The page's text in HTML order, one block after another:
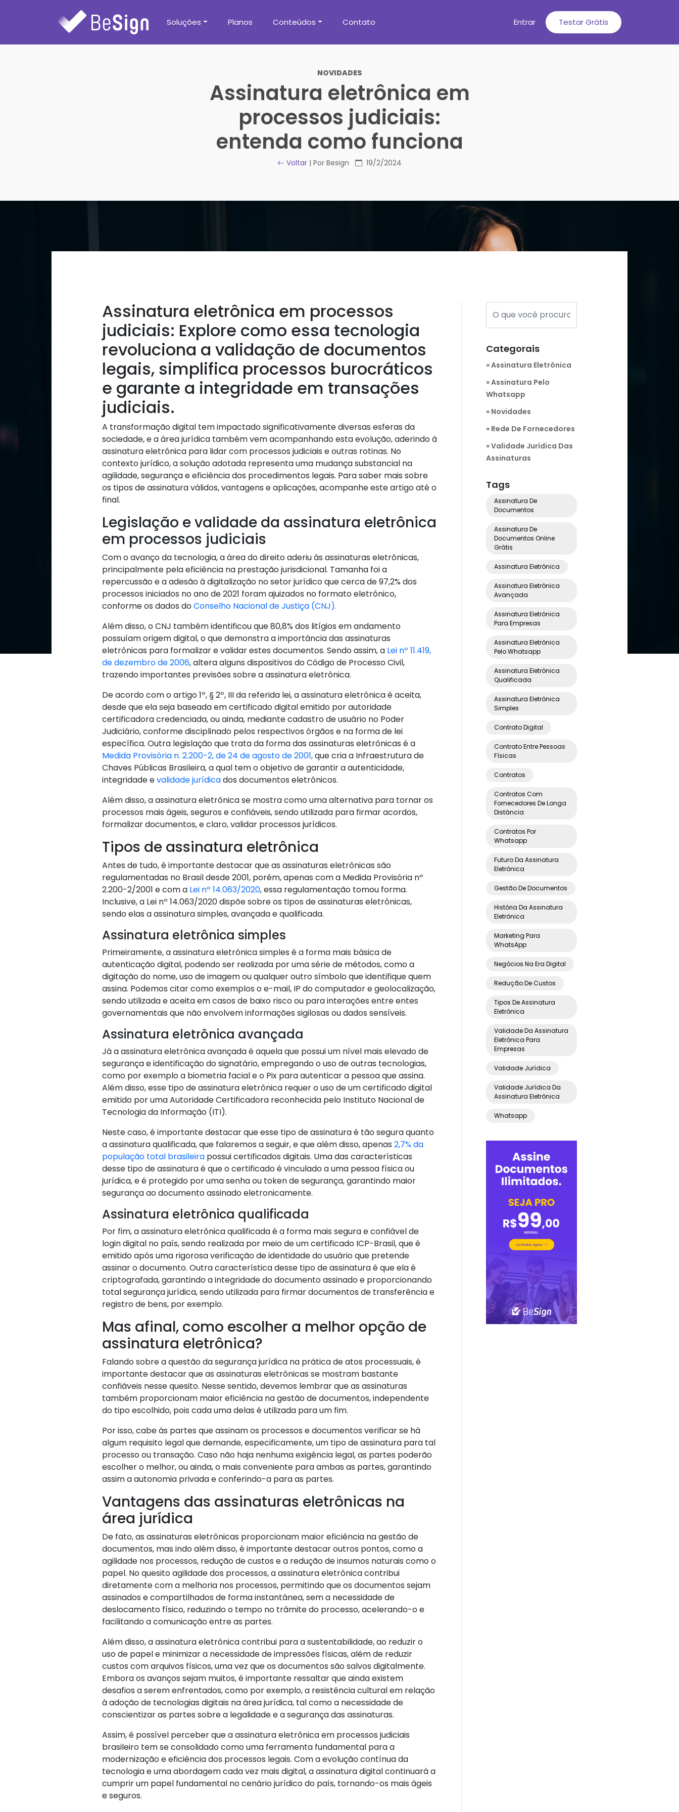
Soluções Planos Conteúdos Contato Entrar Testar Grátis
NOVIDADES
Assinatura eletrônica em
processos judiciais:
entenda como funciona
Voltar | Por Besign 19/2/2024
Assinatura eletrônica em processos
judiciais: Explore como essa tecnologia
revoluciona a validação de documentos
legais, simplifica processos burocráticos
e garante a integridade em transações
judiciais.
A transformação digital tem impactado significativamente diversas esferas da
sociedade, e a área jurídica também vem acompanhando esta evolução, aderindo à
assinatura eletrônica para lidar com processos judiciais e outras rotinas. No
contexto jurídico, a solução adotada representa uma mudança substancial na
agilidade, segurança e eficiência dos procedimentos legais. Para saber mais sobre
os tipos de assinatura válidos, vantagens e aplicações, acompanhe este artigo até o
final.
Legislação e validade da assinatura eletrônica
em processos judiciais
Com o avanço da tecnologia, a área do direito aderiu às assinaturas eletrônicas,
principalmente pela eficiência na prestação jurisdicional. Tamanha foi a
repercussão e a adesão à digitalização no setor jurídico que cerca de 97,2% dos
processos iniciados no ano de 2021 foram ajuizados no formato eletrônico,
conforme os dados doConselho Nacional de Justiça (CNJ).
Além disso, o CNJ também identificou que 80,8% dos litígios em andamento
possuíam origem digital, o que demonstra a importância das assinaturas
eletrônicas para formalizar e validar estes documentos. Sendo assim, a Lei nº 11.419,
de dezembro de 2006, altera alguns dispositivos do Código de Processo Civil,
trazendo importantes previsões sobre a assinatura eletrônica.
De acordo com o artigo 1º, § 2º, III da referida lei, a assinatura eletrônica é aceita,
desde que ela seja baseada em certificado digital emitido por autoridade
certificadora credenciada, ou ainda, mediante cadastro de usuário no Poder
Judiciário, conforme disciplinado pelos respectivos órgãos e na forma de lei
específica. Outra legislação que trata da forma das assinaturas eletrônicas é a
Medida Provisória n. 2.200-2, de 24 de agosto de 2001,que cria a Infraestrutura de
Chaves Públicas Brasileira, a qual tem o objetivo de garantir a autenticidade,
integridade evalidade jurídicados documentos eletrônicos.
Além disso, a assinatura eletrônica se mostra como uma alternativa para tornar os
processos mais ágeis, seguros e confiáveis, sendo utilizada para firmar acordos,
formalizar documentos, e claro, validar processos jurídicos.
Tipos de assinatura eletrônica
Antes de tudo, é importante destacar que as assinaturas eletrônicas são
regulamentadas no Brasil desde 2001, porém, apenas com a Medida Provisória nº
2.200-2/2001 e com a Lei nº 14.063/2020, essa regulamentação tomou forma.
Inclusive, a Lei nº 14.063/2020 dispõe sobre os tipos de assinaturas eletrônicas,
sendo elas a assinatura simples, avançada e qualificada.
Assinatura eletrônica simples
Primeiramente, a assinatura eletrônica simples é a forma mais básica de
autenticação digital, podendo ser realizada por uma série de métodos, como a
digitação do nome, uso de imagem ou qualquer outro símbolo que identifique quem
assina. Podemos citar como exemplos o e-mail, IP do computador e geolocalização,
sendo utilizada e aceita em casos de baixo risco ou para interações entre entes
governamentais que não envolvem informações sigilosas ou dados sensíveis.
Assinatura eletrônica avançada
Já a assinatura eletrônica avançada é aquela que possui um nível mais elevado de
segurança e identificação do signatário, empregando o uso de outras tecnologias,
como por exemplo a biometria facial e o Pix para autenticar a pessoa que assina.
Além disso, esse tipo de assinatura eletrônica requer o uso de um certificado digital
emitido por uma Autoridade Certificadora reconhecida pelo Instituto Nacional de
Tecnologia da Informação (ITI).
Neste caso, é importante destacar que esse tipo de assinatura é tão segura quanto
a assinatura qualificada, que falaremos a seguir, e que além disso, apenas 2,7% da
população total brasileira possui certificados digitais. Uma das características
desse tipo de assinatura é que o certificado é vinculado a uma pessoa física ou
jurídica, e é protegido por uma senha ou token de segurança, garantindo maior
segurança ao documento assinado eletronicamente.
Assinatura eletrônica qualificada
Por fim, a assinatura eletrônica qualificada é a forma mais segura e confiável de
login digital no país, sendo realizada por meio de um certificado ICP-Brasil, que é
emitido após uma rigorosa verificação de identidade do usuário que pretende
assinar o documento. Outra característica desse tipo de assinatura é que ela é
criptografada, garantindo a integridade do documento assinado e proporcionando
total segurança jurídica, sendo utilizada para firmar documentos de transferência e
registro de bens, por exemplo.
Mas afinal, como escolher a melhor opção de
assinatura eletrônica?
Falando sobre a questão da segurança jurídica na prática de atos processuais, é
importante destacar que as assinaturas eletrônicas se mostram bastante
confiáveis nesse quesito. Nesse sentido, devemos lembrar que as assinaturas
também proporcionam maior eficiência na gestão de documentos, independente
do tipo escolhido, pois cada uma delas é utilizada para um fim.
Por isso, cabe às partes que assinam os processos e documentos verificar se há
algum requisito legal que demande, especificamente, um tipo de assinatura para tal
processo ou transação. Caso não haja nenhuma exigência legal, as partes poderão
escolher o melhor, ou ainda, o mais conveniente para ambas as partes, garantindo
assim a autonomia privada e conferindo-a para as partes.
Vantagens das assinaturas eletrônicas na
área jurídica
De fato, as assinaturas eletrônicas proporcionam maior eficiência na gestão de
documentos, mas indo além disso, é importante destacar outros pontos, como a
agilidade nos processos, redução de custos e a redução de insumos naturais como o
papel. No quesito agilidade dos processos, a assinatura eletrônica contribui
diretamente com a melhoria nos processos, permitindo que os documentos sejam
assinados e compartilhados de forma instantânea, sem a necessidade de
deslocamento físico, reduzindo o tempo no trâmite do processo, acelerando-o e
facilitando a comunicação entre as partes.
Além disso, a assinatura eletrônica contribui para a sustentabilidade, ao reduzir o
uso de papel e minimizar a necessidade de impressões físicas, além de reduzir
custos com arquivos físicos, uma vez que os documentos são salvos digitalmente.
Embora os avanços sejam muitos, é importante ressaltar que ainda existem
desafios a serem enfrentados, como por exemplo, a resistência cultural em relação
à adoção de tecnologias digitais na área jurídica, tal como a necessidade de
conscientizar as partes sobre a legalidade e a segurança das assinaturas.
Assim, é possível perceber que a assinatura eletrônica em processos judiciais
brasileiro tem se consolidado como uma ferramenta fundamental para a
modernização e eficiência dos processos legais. Com a evolução contínua da
tecnologia e uma abordagem cada vez mais digital, a assinatura digital continuará a
cumprir um papel fundamental no cenário jurídico do país, tornando-os mais ágeis
e seguros.
Categorais
Assinatura Eletrônica
Assinatura Pelo
Whatsapp
Novidades
Rede De Fornecedores
Validade Jurídica Das
Assinaturas
Tags
Assinatura De
Documentos
Assinatura De
Documentos Online
Grátis
Assinatura Eletrônica
Assinatura Eletrônica
Avançada
Assinatura Eletrônica
Para Empresas
Assinatura Eletrônica
Pelo Whatsapp
Assinatura Eletrônica
Qualificada
Assinatura Eletrônica
Simples
Contrato Digital
Contrato Entre Pessoas
Físicas
Contratos
Contratos Com
Fornecedores De Longa
Distância
Contratos Por
Whatsapp
Futuro Da Assinatura
Eletrônica
Gestão De Documentos
História Da Assinatura
Eletrônica
Marketing Para
WhatsApp
Negócios Na Era Digital
Redução De Custos
Tipos De Assinatura
Eletrônica
Validade Da Assinatura
Eletrônica Para
Empresas
Validade Jurídica
Validade Jurídica Da
Assinatura Eletrônica
Whatsapp